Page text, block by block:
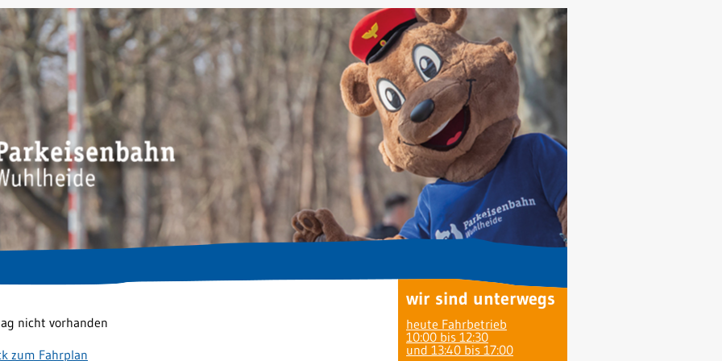
nicht vorhanden
zum Fahrplan
wir sind unterwegs
heute Fahrbetrieb
10:00 bis 12:30
und 13:40 bis 17:00